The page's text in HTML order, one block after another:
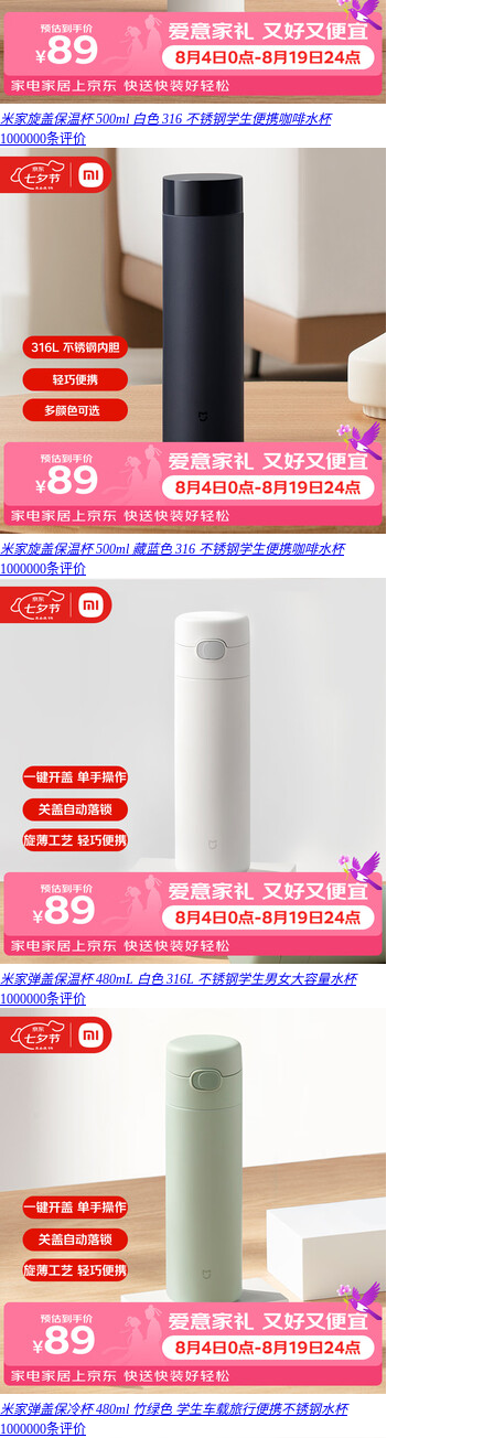
米家旋盖保温杯 500ml 白色 316 不锈钢学生便携咖啡水杯
1000000条评价
米家旋盖保温杯 500ml 藏蓝色 316 不锈钢学生便携咖啡水杯
1000000条评价
米家弹盖保温杯 480mL 白色 316L 不锈钢学生男女大容量水杯
1000000条评价
米家弹盖保冷杯 480ml 竹绿色 学生车载旅行便携不锈钢水杯
1000000条评价